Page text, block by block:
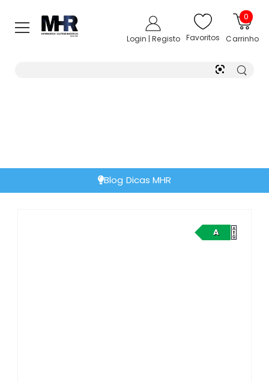
Login | Registo Favoritos
0
Carrinho
Blog Dicas MHR
A